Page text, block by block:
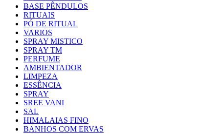
BASE PÊNDULOS
RITUAIS
PÓ DE RITUAL
VARIOS
SPRAY MISTICO
SPRAY TM
PERFUME
AMBIENTADOR
LIMPEZA
ESSÊNCIA
SPRAY
SREE VANI
SAL
HIMALAIAS FINO
BANHOS COM ERVAS